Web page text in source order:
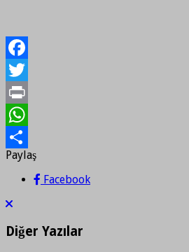
Facebook
Twitter
Print
WhatsApp
Paylaş
Paylaş
Facebook
Diğer Yazılar